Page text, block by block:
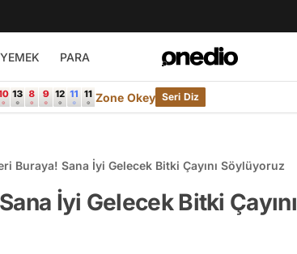
YEMEK PARA
Zone Okey Seri Diz
Buraya! Sana İyi Gelecek Bitki Çayını Söylüyoruz
İyi Gelecek Bitki Çayını